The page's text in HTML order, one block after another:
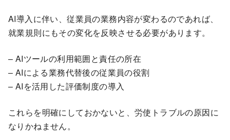
AI導入に伴い、従業員の業務内容が変わるのであれば、
就業規則にもその変化を反映させる必要があります。
– AIツールの利用範囲と責任の所在
– AIによる業務代替後の従業員の役割
– AIを活用した評価制度の導入
これらを明確にしておかないと、労使トラブルの原因に
なりかねません。